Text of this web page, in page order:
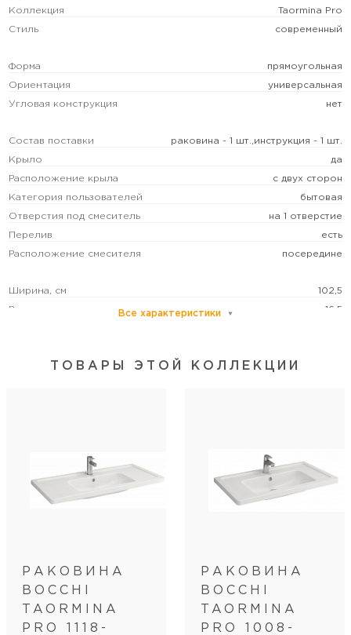
Коллекция Taormina Pro
Стиль современный
Форма прямоугольная
Ориентация универсальная
Угловая конструкция нет
Состав поставки раковина - 1 шт.,инструкция - 1 шт.
Крыло да
Расположение крыла с двух сторон
Категория пользователей бытовая
Отверстия под смеситель на 1 отверстие
Перелив есть
Расположение смесителя посередине
Ширина, см 102,5
Высота, см 16,5
Установка над стир. машиной нет
Тип установки напольная/подвесная
Все характеристики
ТОВАРЫ ЭТОЙ КОЛЛЕКЦИИ
РАКОВИНА
BOCCHI
TAORMINA
PRO 1118-
РАКОВИНА
BOCCHI
TAORMINA
PRO 1008-